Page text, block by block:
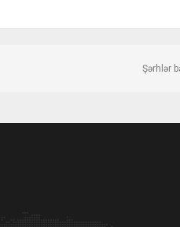
Şərhlər